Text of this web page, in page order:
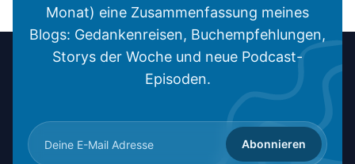
Monat) eine Zusammenfassung meines
Blogs: Gedankenreisen, Buchempfehlungen,
Storys der Woche und neue Podcast-
Episoden.
Abonnieren